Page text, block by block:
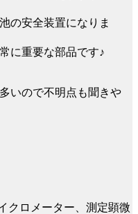
の安全装置になりま
に重要な部品です♪
いので不明点も聞きや
クロメーター、測定顕微